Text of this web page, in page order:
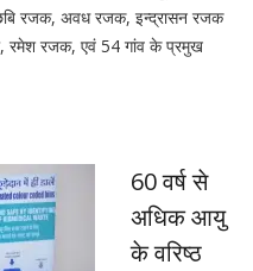
छबि रजक, अवध रजक, इन्द्रासन रजक
रमेश रजक, एवं 54 गांव के प्रमुख
60 वर्ष से
अधिक आयु
के वरिष्ठ